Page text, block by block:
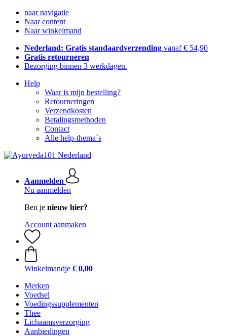
naar navigatie
Naar content
Naar winkelmand
Nederland: Gratis standaardverzending vanaf € 54,90
Gratis retourneren
Bezorging binnen 3 werkdagen.
Help
Waar is mijn bestelling?
Retourneringen
Verzendkosten
Betalingsmethoden
Contact
Alle help-thema`s
Aanmelden
Nu aanmelden
Ben je nieuw hier?
Account aanmaken
Winkelmandje € 0,00
Merken
Voedsel
Voedingssupplementen
Thee
Lichaamsverzorging
Aanbiedingen